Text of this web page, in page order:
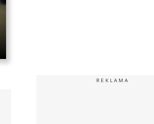
REKLAMA